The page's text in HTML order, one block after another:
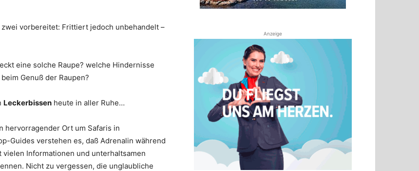
vorbereitet: Frittiert jedoch unbehandelt –
eine solche Raupe? welche Hindernisse
Genuß der Raupen?
Leckerbissen heute in aller Ruhe…
hervorragender Ort um Safaris in
Guides verstehen es, daß Adrenalin während
Informationen und unterhaltsamen
Nicht zu vergessen, die unglaubliche
Anzeige